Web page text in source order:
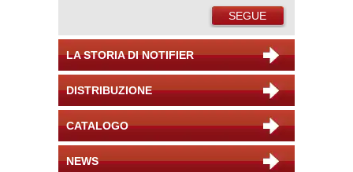
SEGUE
LA STORIA DI NOTIFIER
DISTRIBUZIONE
CATALOGO
NEWS